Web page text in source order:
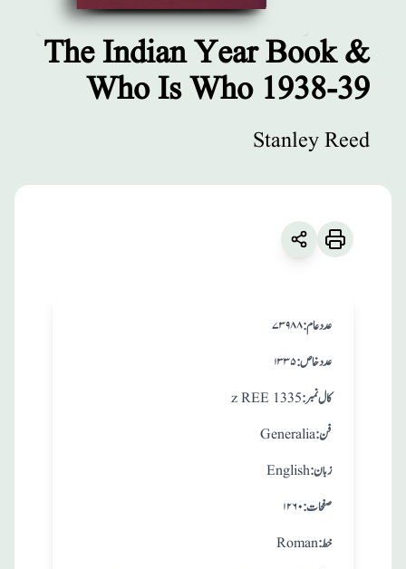
مطبوعات
Who 1938-39
The Indian Year Book &
Who Is Who 1938-39
Stanley Reed
۷۳۹۸۸:عدد عام
۱۳۳۵:عدد خاص
z REE 1335 :کال نمبر
Generalia :فن
English:زبان
۱۲۶۰ :صفحات
Roman:خط